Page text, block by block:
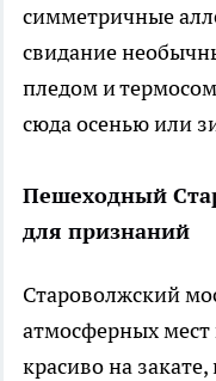
симметричные
свидание
пледом и
сюда осенью или
Пешеходный
для признаний
Староволжский
атмосферных мест
красиво на